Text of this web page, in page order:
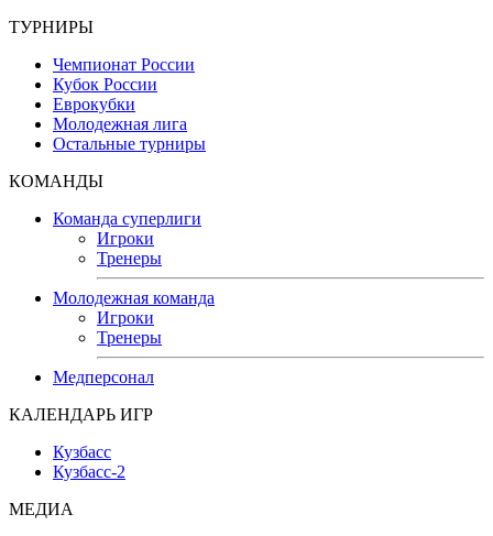
ТУРНИРЫ
Чемпионат России
Кубок России
Еврокубки
Молодежная лига
Остальные турниры
КОМАНДЫ
Команда суперлиги
Игроки
Тренеры
Молодежная команда
Игроки
Тренеры
Медперсонал
КАЛЕНДАРЬ ИГР
Кузбасс
Кузбасс-2
МЕДИА